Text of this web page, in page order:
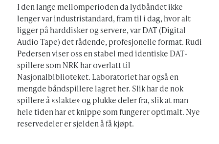
I den lange mellomperioden da lydbåndet ikke
lenger var industristandard, fram til i dag, hvor alt
ligger på harddisker og servere, var DAT (Digital
Audio Tape) det rådende, profesjonelle format. Rudi
Pedersen viser oss en stabel med identiske DAT-
spillere som NRK har overlatt til
Nasjonalbiblioteket. Laboratoriet har også en
mengde båndspillere lagret her. Slik har de nok
spillere å «slakte» og plukke deler fra, slik at man
hele tiden har et knippe som fungerer optimalt. Nye
reservedeler er sjelden å få kjøpt.